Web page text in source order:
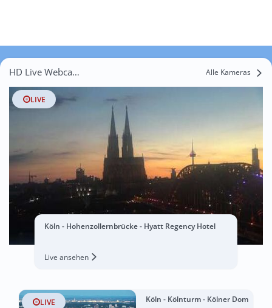
HD Live Webcams Atzlenbach Alle Kameras
LIVE
Köln - Hohenzollernbrücke - Hyatt Regency Hotel
Live ansehen
LIVE Köln - Kölnturm - Kölner Dom